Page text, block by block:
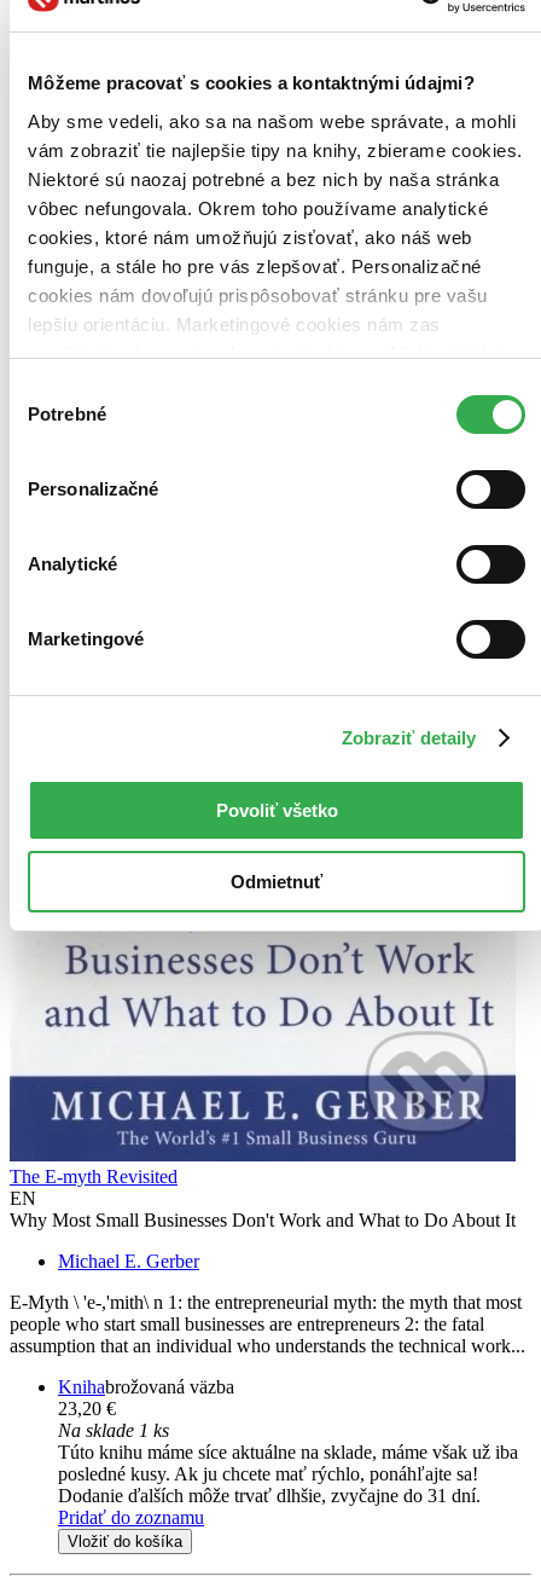
Môžeme pracovať s cookies a kontaktnými údajmi?
Aby sme vedeli, ako sa na našom webe správate, a mohli
vám zobraziť tie najlepšie tipy na knihy, zbierame cookies.
Niektoré sú naozaj potrebné a bez nich by naša stránka
vôbec nefungovala. Okrem toho používame analytické
cookies, ktoré nám umožňujú zisťovať, ako náš web
funguje, a stále ho pre vás zlepšovať. Personalizačné
cookies nám dovoľujú prispôsobovať stránku pre vašu
lepšiu orientáciu. Marketingové cookies nám zas
umožňujú zobrazenie relevantnej reklamy. Niektoré údaje
keby sme mohli používať všetky tieto cookies. Ďakujeme!
súhlasu
Potrebné
Personalizačné
Analytické
Marketingové
Zobraziť detaily
Povoliť všetko
Odmietnuť
Knihabrožovaná väzba
12,80 €
Túto knihu máme síce aktuálne na sklade, máme však už iba
posledné kusy. Ak ju chcete mať rýchlo, ponáhľajte sa!
Dodanie ďalších môže trvať dlhšie, zvyčajne do 16 dní.
Pridať do zoznamu
Vložiť do košíka
E-kniha PDF EPUB MOBI
6,95 €
Ihneď na stiahnutie
Máte čítačku, tablet alebo mobil? Stiahnite si do nich e-knihu:
budete ju mať hneď a ešte aj ušetríte život stromom. Viac
informácii o e-kniháchnájdete tu.
Pridať do zoznamu
The E-myth Revisited
EN
Why Most Small Businesses Don't Work and What to Do About It
Michael E. Gerber
E-Myth \ 'e-,'mith\ n 1: the entrepreneurial myth: the myth that most
people who start small businesses are entrepreneurs 2: the fatal
assumption that an individual who understands the technical work...
Knihabrožovaná väzba
23,20 €
Na sklade 1 ks
Túto knihu máme síce aktuálne na sklade, máme však už iba
posledné kusy. Ak ju chcete mať rýchlo, ponáhľajte sa!
Dodanie ďalších môže trvať dlhšie, zvyčajne do 31 dní.
Pridať do zoznamu
Vložiť do košíka